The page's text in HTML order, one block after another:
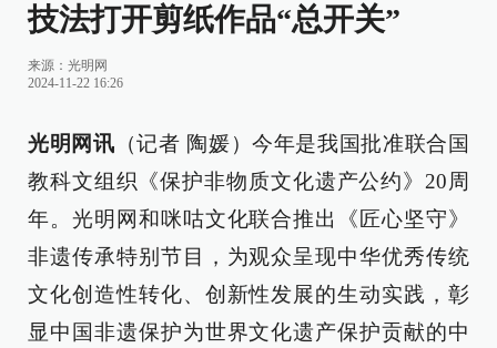
技法打开剪纸作品“总开关”
来源： 光明网
2024-11-22 16:26
光明网讯 （记者 陶媛）今年是我国批准联合国
教科文组织《保护非物质文化遗产公约》20周
年。光明网和咪咕文化联合推出《匠心坚守》
非遗传承特别节目，为观众呈现中华优秀传统
文化创造性转化、创新性发展的生动实践，彰
显中国非遗保护为世界文化遗产保护贡献的中